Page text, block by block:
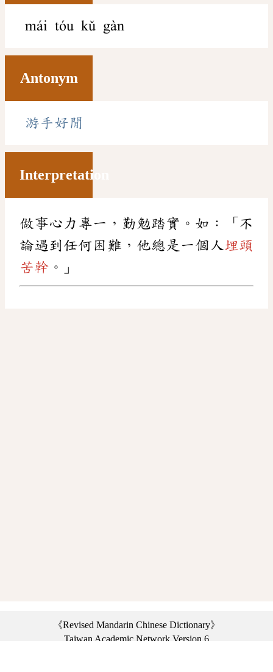
mái tóu kǔ gàn
Antonym
游手好閒
Interpretation
做事心力專一，勤勉踏實。如：「不
論遇到任何困難，他總是一個人埋頭
苦幹 。」
《Revised Mandarin Chinese Dictionary》
Taiwan Academic Network Version 6